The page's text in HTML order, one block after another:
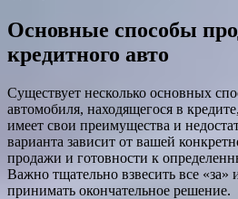
Основные способы
кредитного авто
Существует несколько основных
автомобиля, находящегося в
имеет свои преимущества и
варианта зависит от вашей
продажи и готовности к
Важно тщательно взвесить все
принимать окончательное решение.